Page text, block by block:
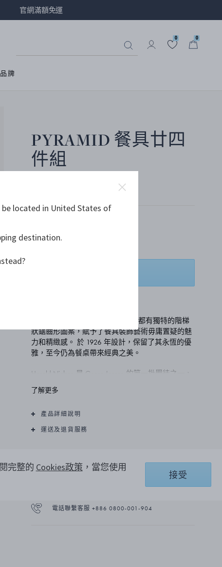
官網滿額免運
0 0
品牌
PYRAMID 餐具廿四
件組
僅餘 1 件商品。
NT$ 19,400
這款 Pyramid 餐具每個手柄的底部都有獨特的階梯
狀鋸齒形圖案，賦予了餐具裝飾藝術毋庸置疑的魅
力和精緻感。 於 1926 年設計，保留了其永恆的優
雅，至今仍為餐桌帶來經典之美。
Harald Nielsen 是 Georg Jensen 的第一批學徒之一，
他作為繪圖者和銀匠的技能使他成為大師最值得信
賴的合作者之一。 他向品牌引入了更為簡約的美
這款套組包括一個晚餐匙 (3651011, 197mm)、一個
機。
了解更多
產品詳細說明
運送及退貨服務
電話聯繫客服 +886 0800-001-904
完整的 Cookies政策，當您使用
接受
located in United States of
destination.